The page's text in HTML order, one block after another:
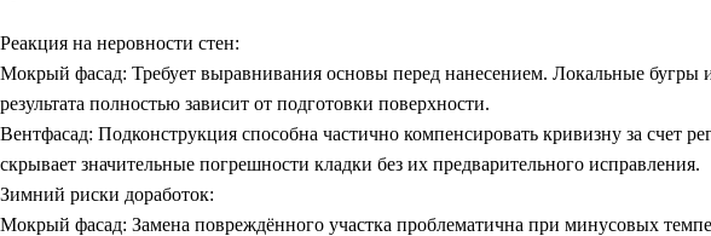
Реакция на неровности стен:
Мокрый фасад: Требует выравнивания основы перед нанесением. Локальные
результата полностью зависит от подготовки поверхности.
Вентфасад: Подконструкция способна частично компенсировать кривизну за счет
скрывает значительные погрешности кладки без их предварительного исправления.
Зимний риски доработок:
Мокрый фасад: Замена повреждённого участка проблематична при минусовых